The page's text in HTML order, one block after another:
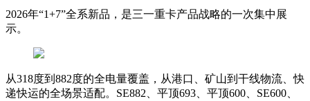
2026年“1+7”全系新品，是三一重卡产品战略的一次集中展
示。
从318度到882度的全电量覆盖，从港口、矿山到干线物流、快
递快运的全场景适配。SE882、平顶693、平顶600、SE600、